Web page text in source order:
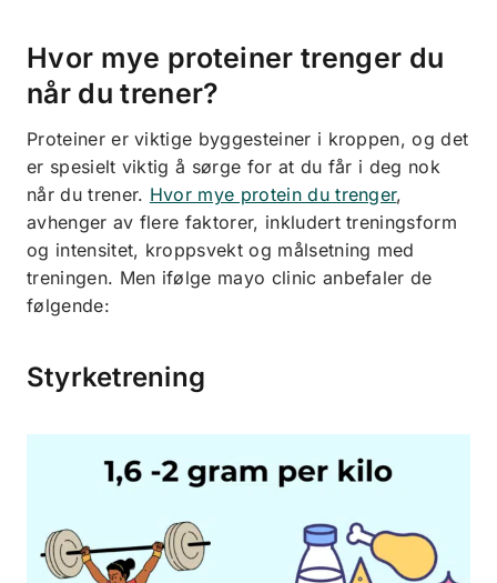
Hvor mye proteiner trenger du
når du trener?
Proteiner er viktige byggesteiner i kroppen, og det
er spesielt viktig å sørge for at du får i deg nok
når du trener. Hvor mye protein du trenger,
avhenger av flere faktorer, inkludert treningsform
og intensitet, kroppsvekt og målsetning med
treningen. Men ifølge mayo clinic anbefaler de
følgende:
Styrketrening